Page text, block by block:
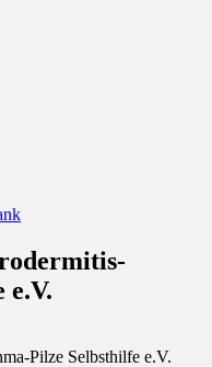
–
e.V.
Pilze Selbsthilfe e.V.